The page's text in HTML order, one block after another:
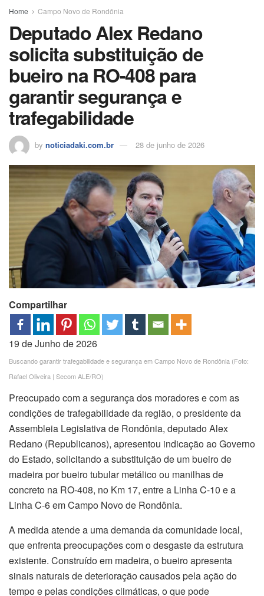
o
k
Home Campo Novo de Rondônia
Deputado Alex Redano
solicita substituição de
bueiro na RO-408 para
garantir segurança e
trafegabilidade
by noticiadaki.com.br 28 de junho de 2026
Compartilhar
19 de Junho de 2026
Buscando garantir trafegabilidade e segurança em Campo Novo de Rondônia (Foto:
Rafael Oliveira | Secom ALE/RO)
Preocupado com a segurança dos moradores e com as
condições de trafegabilidade da região, o presidente da
Assembleia Legislativa de Rondônia, deputado Alex
Redano (Republicanos), apresentou indicação ao Governo
do Estado, solicitando a substituição de um bueiro de
madeira por bueiro tubular metálico ou manilhas de
concreto na RO-408, no Km 17, entre a Linha C-10 e a
Linha C-6 em Campo Novo de Rondônia.
A medida atende a uma demanda da comunidade local,
que enfrenta preocupações com o desgaste da estrutura
existente. Construído em madeira, o bueiro apresenta
sinais naturais de deterioração causados pela ação do
tempo e pelas condições climáticas, o que pode